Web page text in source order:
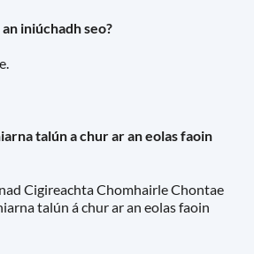
iniúchadh seo?
talún a chur ar an eolas faoin
Cigireachta Chomhairle Chontae
talún á chur ar an eolas faoin